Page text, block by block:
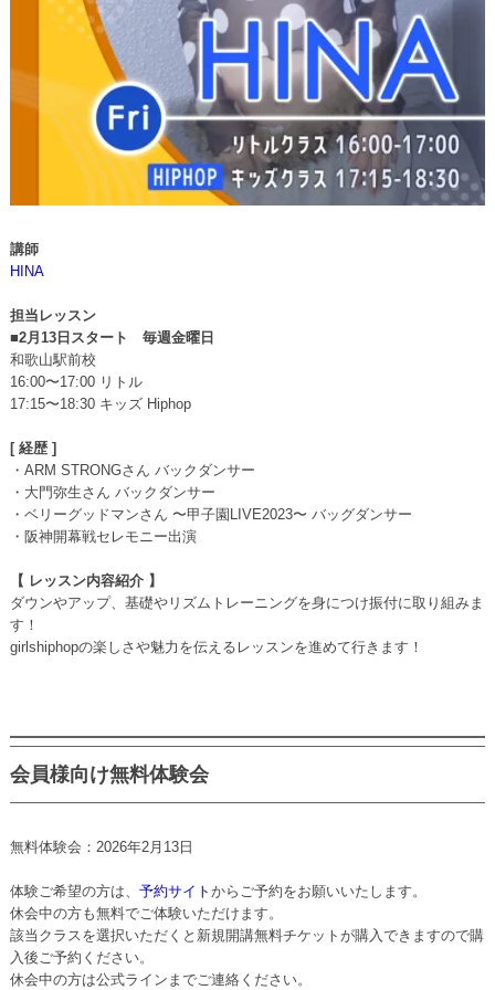
講師
HINA
担当レッスン
■2月13日スタート 毎週金曜日
和歌山駅前校
16:00〜17:00 リトル
17:15〜18:30 キッズ Hiphop
[ 経歴 ]
・ARM STRONGさん バックダンサー
・大門弥生さん バックダンサー
・ベリーグッドマンさん 〜甲子園LIVE2023〜 バッグダンサー
・阪神開幕戦セレモニー出演
【 レッスン内容紹介 】
ダウンやアップ、基礎やリズムトレーニングを身につけ振付に取り組みま
す！
girlshiphopの楽しさや魅力を伝えるレッスンを進めて行きます！
会員様向け無料体験会
無料体験会：2026年2月13日
体験ご希望の方は、 予約サイト からご予約をお願いいたします。
休会中の方も無料でご体験いただけます。
該当クラスを選択いただくと新規開講無料チケットが購入できますので購
入後ご予約ください。
休会中の方は公式ラインまでご連絡ください。